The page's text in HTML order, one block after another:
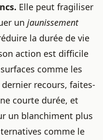
Elle peut fragiliser
un jaunissement
la durée de vie
action est difficile
comme les
dernier recours, faites-
courte durée, et
un blanchiment plus
comme le